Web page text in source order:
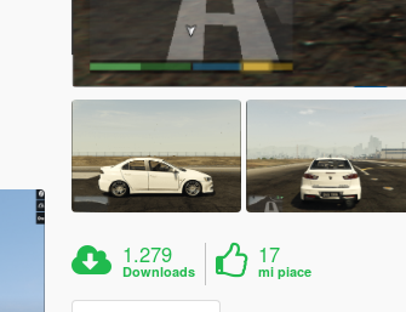
1.279
Downloads
17
mi piace